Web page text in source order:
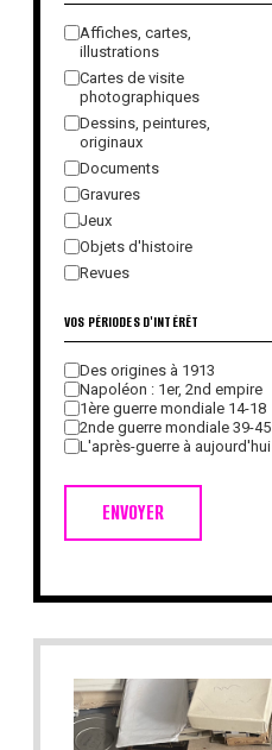
Affiches, cartes,
illustrations
Cartes de visite
photographiques
Dessins, peintures,
originaux
Documents
Gravures
Jeux
Objets d'histoire
Revues
ENVOYER
VOS PÉRIODES D'INTÉRÊT
Des origines à 1913
Napoléon : 1er, 2nd empire
1ère guerre mondiale 14-18
2nde guerre mondiale 39-45
L'après-guerre à aujourd'hui